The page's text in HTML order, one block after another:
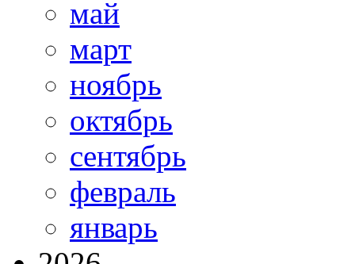
май
март
ноябрь
октябрь
сентябрь
февраль
январь